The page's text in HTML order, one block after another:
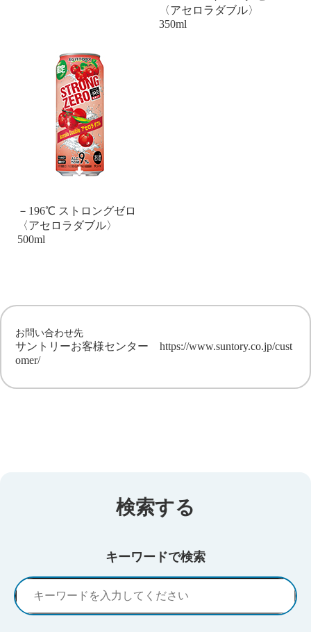
〈アセロラダブル〉
350ml
－196℃ ストロングゼロ
〈アセロラダブル〉
500ml
お問い合わせ先
サントリーお客様センター https://www.suntory.co.jp/cust
omer/
検索する
キーワードで検索